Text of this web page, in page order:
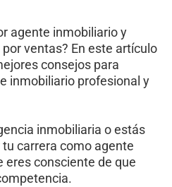
agente inmobiliario y
ventas? En este artículo
consejos para
inmobiliario profesional y
inmobiliaria o estás
carrera como agente
eres consciente de que